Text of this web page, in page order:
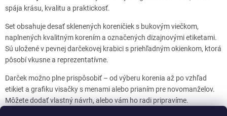
Spižírna u Magdalény
Česká Třebová
56002
Tvrdošovce - podniková predajňa Tvrdošovské zlato
Szechenyiho 8, 941 10, Tvrdošovce
Olomouc Lahůdky Jelínek
Družební ulice 768/2; Olomouc
spája krásu, kvalitu a praktickosť.
Set obsahuje desať sklenených koreničiek s bukovým viečkom,
naplnených kvalitným korením a označených dizajnovými etiketami.
Sú uložené v pevnej darčekovej krabici s priehľadným okienkom, ktorá
pôsobí vkusne a reprezentatívne.
Darček možno plne prispôsobiť – od výberu korenia až po vzhľad
etikiet a grafiku visačky s menami alebo prianím pre novomanželov.
Môžete dodať vlastný návrh, alebo vám ho radi pripravíme.